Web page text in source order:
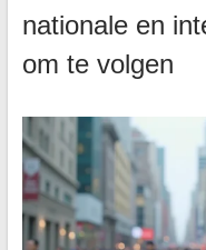
nationale en
om te volgen